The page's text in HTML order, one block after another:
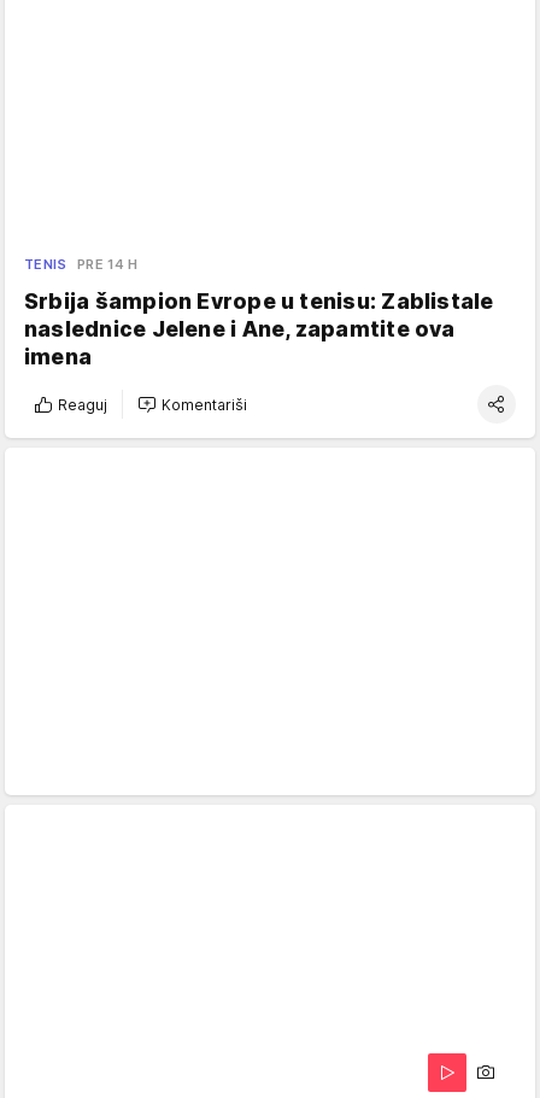
TENIS PRE 14 H
Srbija šampion Evrope u tenisu: Zablistale
naslednice Jelene i Ane, zapamtite ova
imena
Reaguj Komentariši